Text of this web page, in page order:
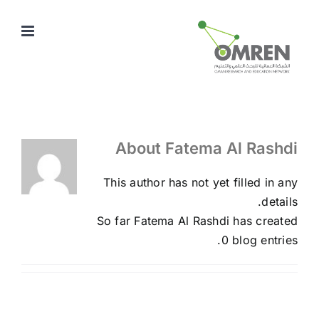
content
About Fatema Al Rashdi
This author has not yet filled in any
details.
So far Fatema Al Rashdi has created
0 blog entries.